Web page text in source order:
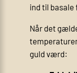
ind til basale
Når det
guld værd: